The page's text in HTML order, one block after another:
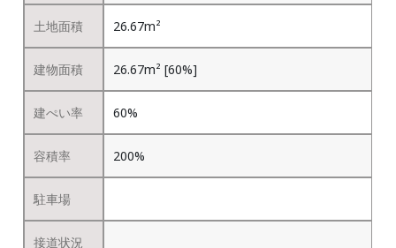
土地面積 26.67m²
建物面積 26.67m² [60%]
建ぺい率 60%
容積率 200%
駐車場
接道状況